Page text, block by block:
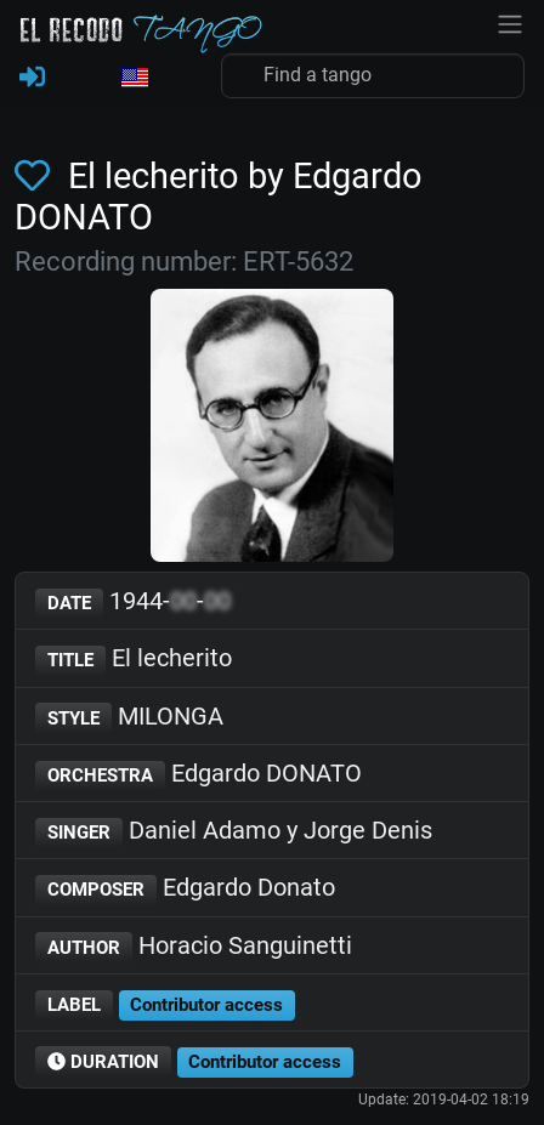
El lecherito by Edgardo
DONATO
Recording number: ERT-5632
DATE 1944-00-00
TITLE El lecherito
STYLE MILONGA
ORCHESTRA Edgardo DONATO
SINGER Daniel Adamo y Jorge Denis
COMPOSER Edgardo Donato
AUTHOR Horacio Sanguinetti
LABEL Contributor access
DURATION Contributor access
Update: 2019-04-02 18:19